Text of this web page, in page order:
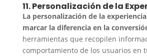
11. Personalización de la
La personalización de la
marcar la diferencia en la
herramientas que recopilen
comportamiento de los usuarios en